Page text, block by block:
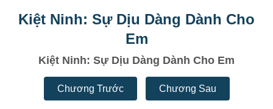
Kiệt Ninh: Sự Dịu Dàng Dành Cho
Em
Kiệt Ninh: Sự Dịu Dàng Dành Cho Em
Chương Trước Chương Sau